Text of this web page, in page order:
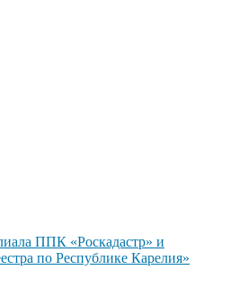
ППК «Роскадастр» и
по Республике Карелия»